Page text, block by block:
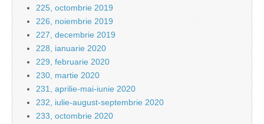
225, octombrie 2019
226, noiembrie 2019
227, decembrie 2019
228, ianuarie 2020
229, februarie 2020
230, martie 2020
231, aprilie-mai-iunie 2020
232, iulie-august-septembrie 2020
233, octombrie 2020